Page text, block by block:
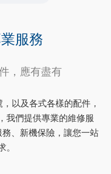
服務
，應有盡有
以及各式各樣的配件，
我們提供專業的維修服
、新機保險，讓您一站